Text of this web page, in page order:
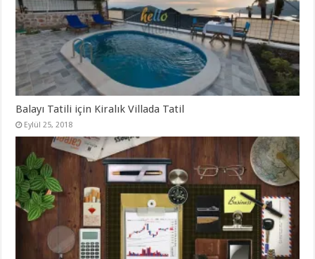
Balayı Tatili için Kiralık Villada Tatil
Eylül 25, 2018